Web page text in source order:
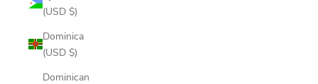
(USD $)
Dominica
(USD $)
Dominican